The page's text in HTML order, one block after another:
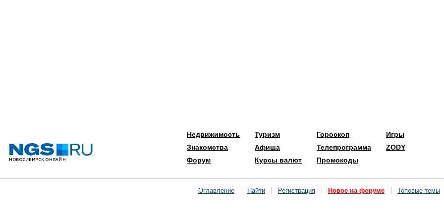
Недвижимость
Знакомства
Форум
Туризм
Афиша
Курсы валют
Гороскоп
Телепрограмма
Промокоды
Игры
ZODY
Оглавление Найти Регистрация Новое на форуме Топовые темы